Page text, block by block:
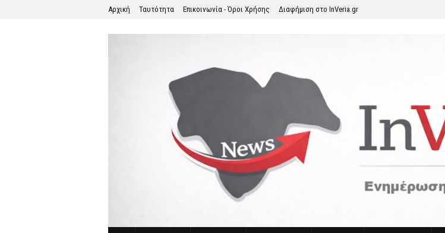
Αρχική Ταυτότητα Επικοινωνία - Όροι Χρήσης Διαφήμιση στο InVeria.gr